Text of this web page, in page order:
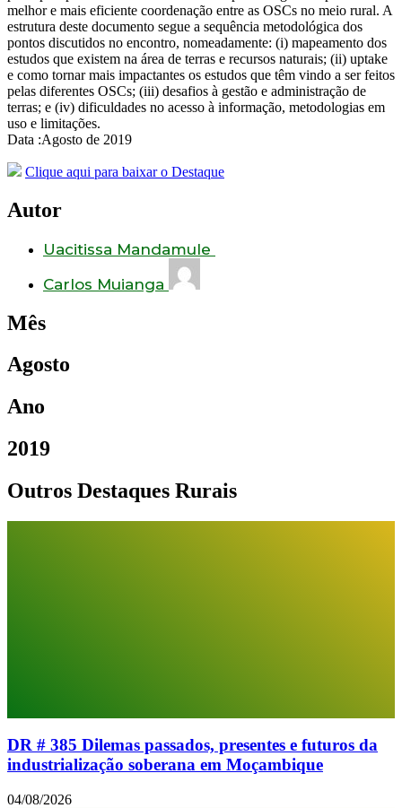
melhor e mais eficiente coordenação entre as OSCs no meio rural. A
estrutura deste documento segue a sequência metodológica dos
pontos discutidos no encontro, nomeadamente: (i) mapeamento dos
estudos que existem na área de terras e recursos naturais; (ii) uptake
e como tornar mais impactantes os estudos que têm vindo a ser feitos
pelas diferentes OSCs; (iii) desafios à gestão e administração de
terras; e (iv) dificuldades no acesso à informação, metodologias em
uso e limitações.
Data :Agosto de 2019
Clique aqui para baixar o Destaque
Autor
Uacitissa Mandamule
Carlos Muianga
Mês
Agosto
Ano
2019
Outros Destaques Rurais
DR # 385 Dilemas passados, presentes e futuros da
industrialização soberana em Moçambique
04/08/2026